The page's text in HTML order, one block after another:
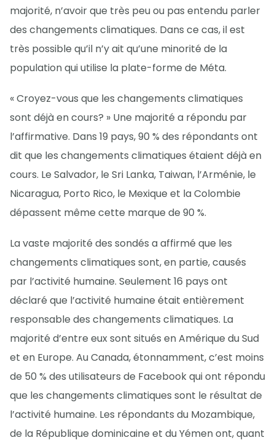
majorité, n’avoir que très peu ou pas entendu parler
des changements climatiques. Dans ce cas, il est
très possible qu’il n’y ait qu’une minorité de la
population qui utilise la plate-forme de Méta.
« Croyez-vous que les changements climatiques
sont déjà en cours? » Une majorité a répondu par
l’affirmative. Dans 19 pays, 90 % des répondants ont
dit que les changements climatiques étaient déjà en
cours. Le Salvador, le Sri Lanka, Taiwan, l’Arménie, le
Nicaragua, Porto Rico, le Mexique et la Colombie
dépassent même cette marque de 90 %.
La vaste majorité des sondés a affirmé que les
changements climatiques sont, en partie, causés
par l’activité humaine. Seulement 16 pays ont
déclaré que l’activité humaine était entièrement
responsable des changements climatiques. La
majorité d’entre eux sont situés en Amérique du Sud
et en Europe. Au Canada, étonnamment, c’est moins
de 50 % des utilisateurs de Facebook qui ont répondu
que les changements climatiques sont le résultat de
l’activité humaine. Les répondants du Mozambique,
de la République dominicaine et du Yémen ont, quant